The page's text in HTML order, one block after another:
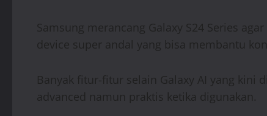
Samsung merancang Galaxy S24 Series
device super andal yang bisa membantu
Banyak fitur-fitur selain Galaxy AI yang kini
advanced namun praktis ketika digunakan.